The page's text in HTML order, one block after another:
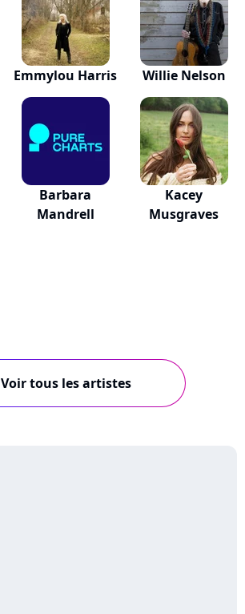
Emmylou Harris Willie Nelson
Barbara
Mandrell
Kacey
Musgraves
Voir tous les artistes